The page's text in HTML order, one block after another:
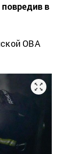
в
ОВА